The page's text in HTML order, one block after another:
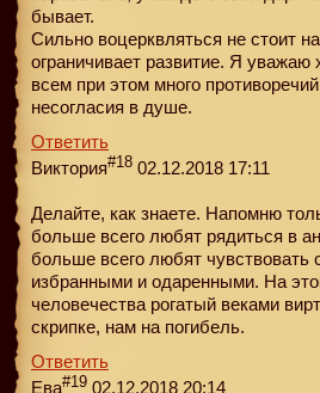
бывает.
Сильно воцерквляться не стоит
ограничивает развитие. Я уважаю
всем при этом много
несогласия в душе.
Ответить
Виктория#18 02.12.2018 17:11
Делайте, как знаете. Напомню
больше всего любят рядиться в
больше всего любят чувствовать
избранными и одаренными. На
человечества рогатый веками
скрипке, нам на погибель.
Ответить
Ева#19 02.12.2018 20:14